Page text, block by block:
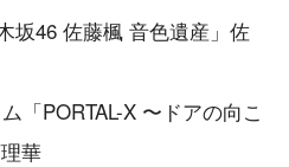
坂46 佐藤楓 音色遺産」佐
「PORTAL-X 〜ドアの向こ
華